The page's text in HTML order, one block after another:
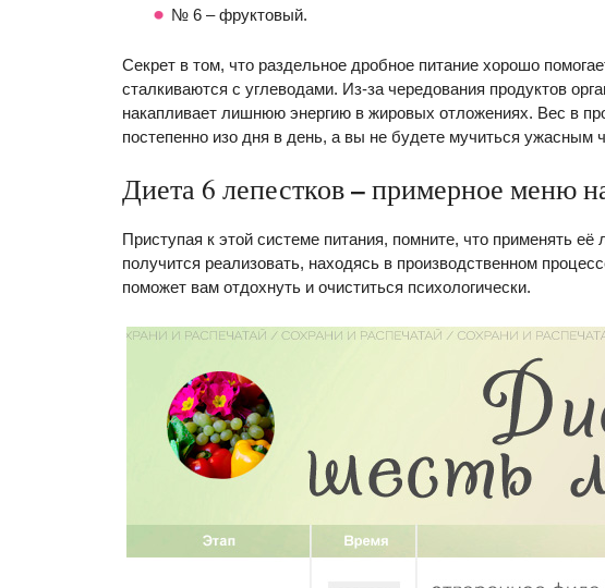
№ 6 – фруктовый.
Секрет в том, что раздельное дробное питание хорошо
сталкиваются с углеводами. Из-за чередования продуктов
накапливает лишнюю энергию в жировых отложениях. Вес в
постепенно изо дня в день, а вы не будете мучиться ужасным
Диета 6 лепестков–примерное меню
Приступая к этой системе питания, помните, что применять её
получится реализовать, находясь в производственном
поможет вам отдохнуть и очиститься психологически.